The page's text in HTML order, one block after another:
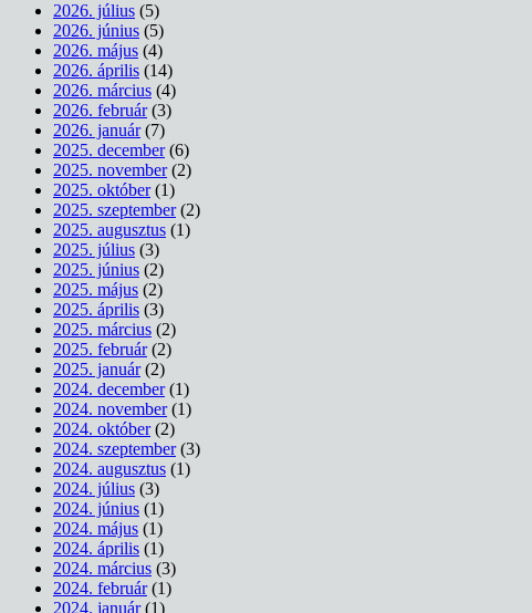
2026. július (5)
2026. június (5)
2026. május (4)
2026. április (14)
2026. március (4)
2026. február(3)
2026. január(7)
2025. december(6)
2025. november(2)
2025. október(1)
2025. szeptember(2)
2025. augusztus (1)
2025. július (3)
2025. június (2)
2025. május (2)
2025. április (3)
2025. március (2)
2025. február(2)
2025. január(2)
2024. december(1)
2024. november(1)
2024. október(2)
2024. szeptember(3)
2024. augusztus (1)
2024. július (3)
2024. június (1)
2024. május (1)
2024. április (1)
2024. március (3)
2024. február(1)
2024. január(1)